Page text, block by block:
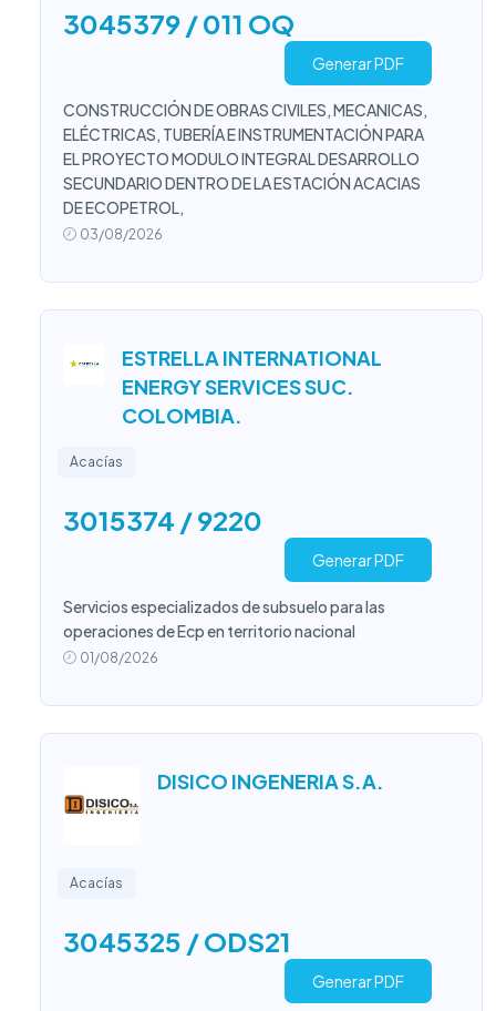
3045379 / 011 OQ
Generar PDF
CONSTRUCCIÓN DE OBRAS CIVILES, MECANICAS,
ELÉCTRICAS, TUBERÍA E INSTRUMENTACIÓN PARA
EL PROYECTO MODULO INTEGRAL DESARROLLO
SECUNDARIO DENTRO DE LA ESTACIÓN ACACIAS
DE ECOPETROL,
03/08/2026
ESTRELLA INTERNATIONAL
ENERGY SERVICES SUC.
COLOMBIA.
Acacías
3015374 / 9220
Generar PDF
Servicios especializados de subsuelo para las
operaciones de Ecp en territorio nacional
01/08/2026
DISICO INGENERIA S.A.
Acacías
3045325 / ODS21
Generar PDF